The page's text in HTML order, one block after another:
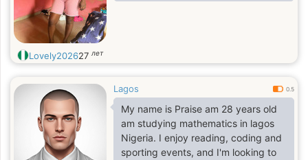
Lovely202627 лет
Lagos 0.5
My name is Praise am 28 years old
am studying mathematics in lagos
Nigeria. I enjoy reading, coding and
sporting events, and I'm looking to